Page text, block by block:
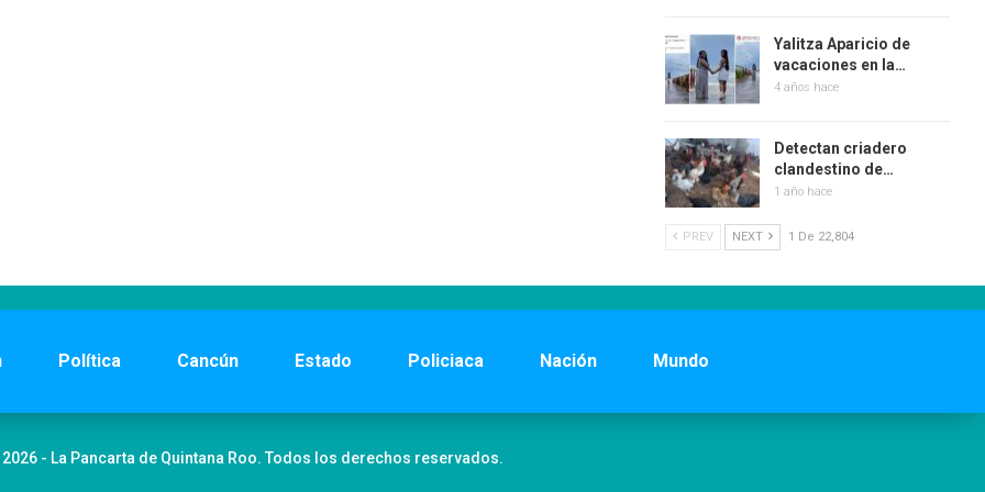
Yalitza Aparicio de
vacaciones en la…
4 años hace
Detectan criadero
clandestino de…
1 año hace
PREV NEXT 1 De 22,804
Política Cancún Estado Policiaca Nación Mundo
- La Pancarta de Quintana Roo. Todos los derechos reservados.